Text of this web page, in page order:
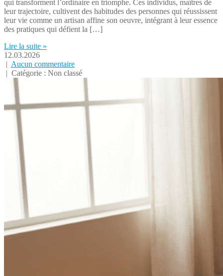
qui transforment l’ordinaire en triomphe. Ces individus, maîtres de
leur trajectoire, cultivent des habitudes des personnes qui réussissent
leur vie comme un artisan affine son oeuvre, intégrant à leur essence
des pratiques qui défient la […]
Lire la suite »
12.03.2026
| Aucun commentaire
| Catégorie : Non classé